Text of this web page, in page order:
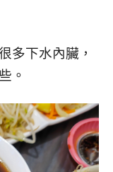
多下水內臟，
。